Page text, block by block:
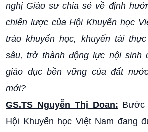
nghị Giáo sư chia sẻ về định
chiến lược của Hội Khuyến học
trào khuyến học, khuyến tài
sâu, trở thành động lực nội sinh
giáo dục bền vững của đất
mới?
GS.TS Nguyễn Thị Doan: Bước
Hội Khuyến học Việt Nam đang